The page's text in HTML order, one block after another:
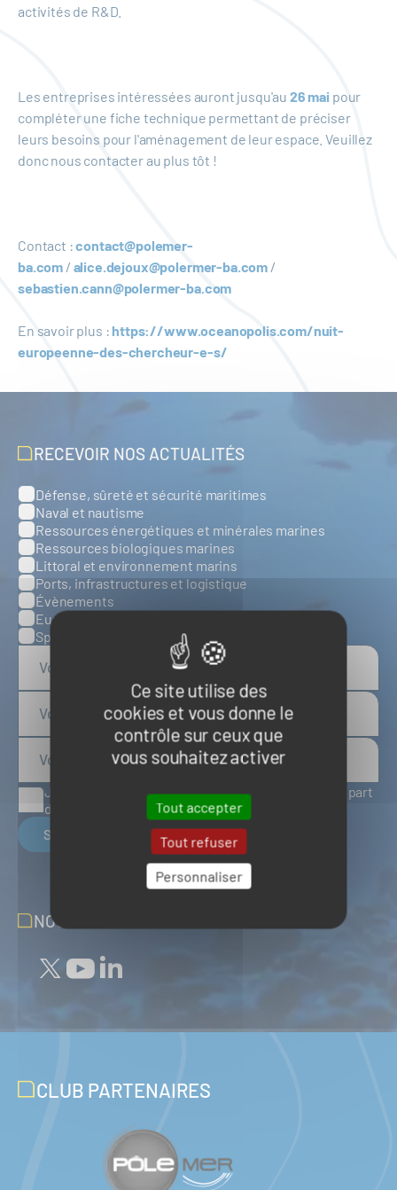
Ce site utilise des
cookies et vous donne le
contrôle sur ceux que
vous souhaitez activer
Tout accepter
Tout refuser
Personnaliser
activités de R&D.
Les entreprises intéressées auront jusqu'au 26 mai pour
compléter une fiche technique permettant de préciser
leurs besoins pour l'aménagement de leur espace. Veuillez
donc nous contacter au plus tôt !
Contact :contact@polemer-
ba.com / alice.dejoux@polermer-ba.com /
sebastien.cann@polermer-ba.com
En savoir plus : https://www.oceanopolis.com/nuit-
europeenne-des-chercheur-e-s/
RECEVOIR NOS ACTUALITÉS
Catégories
Défense, sûreté et sécurité maritimes
Naval et nautisme
Ressources énergétiques et minérales marines
Ressources biologiques marines
Littoral et environnement marins
Ports, infrastructures et logistique
Évènements
Europe
Spatial
J'accepte de recevoir des articles d'actualité de la part
du Pôle Mer Bretagne Atlantique
S'inscrire
NOUS SUIVRE SUR LES RÉSEAUX
CLUB PARTENAIRES